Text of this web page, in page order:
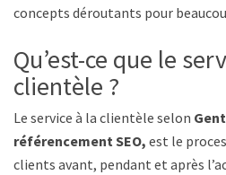
concepts déroutants pour
Qu’est-ce que le
clientèle ?
Le service à la clientèle selon
référencement SEO, est le
clients avant, pendant et après